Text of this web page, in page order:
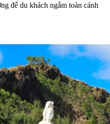
để du khách ngắm toàn cảnh